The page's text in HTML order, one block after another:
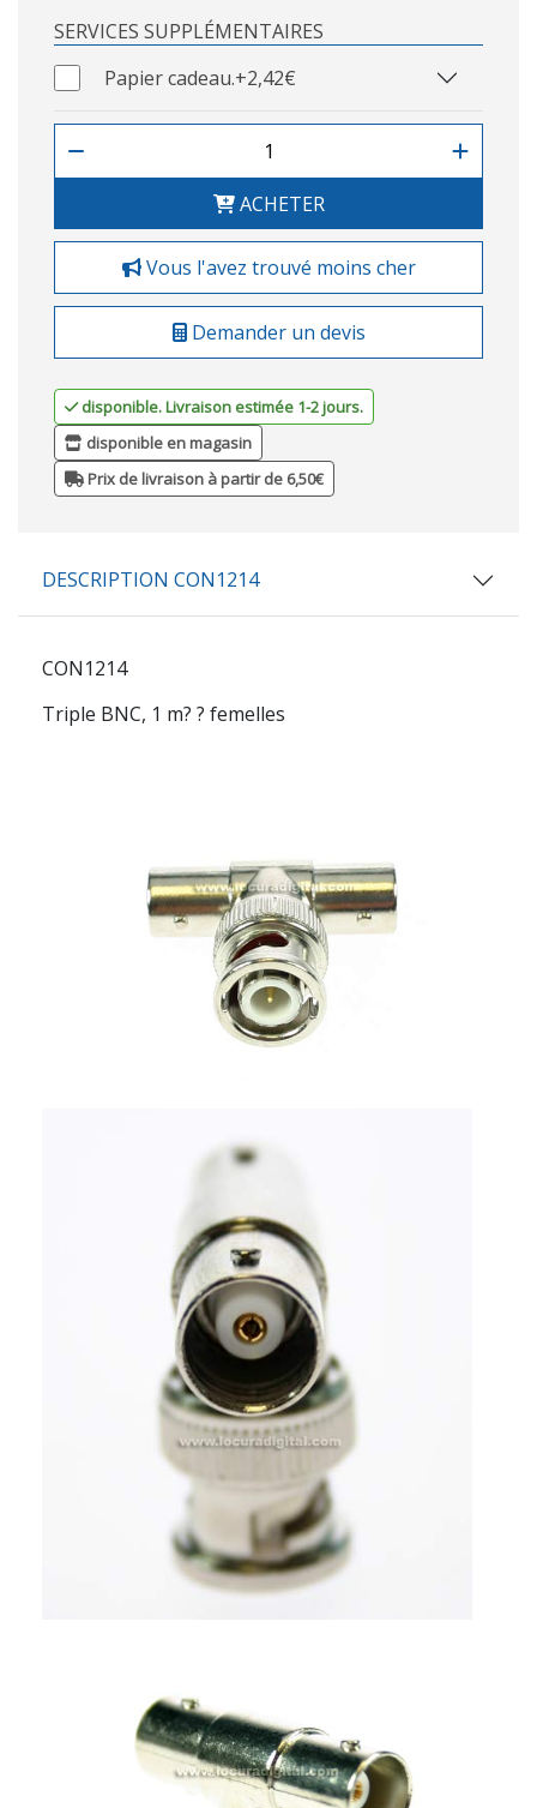
SERVICES SUPPLÉMENTAIRES
Papier cadeau.+2,42€
ACHETER
Vous l'avez trouvé moins cher
Demander un devis
disponible. Livraison estimée 1-2 jours.
disponible en magasin
Prix de livraison à partir de 6,50€
DESCRIPTION CON1214
CON1214
Triple BNC, 1 m? ? femelles